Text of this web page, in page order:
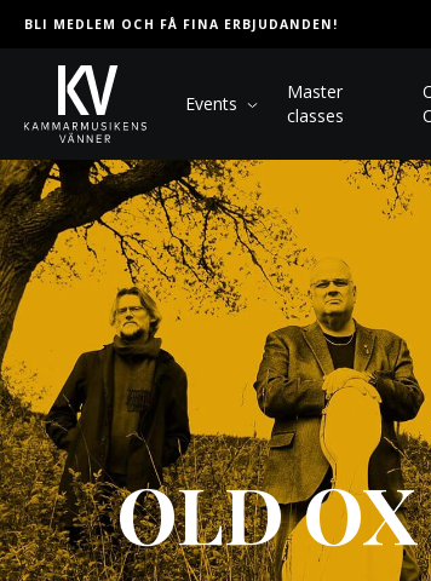
BLI MEDLEM OCH FÅ FINA ERBJUDANDEN!
Events
Master
classes
OLD